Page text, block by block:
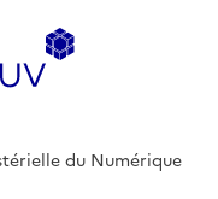
du Numérique